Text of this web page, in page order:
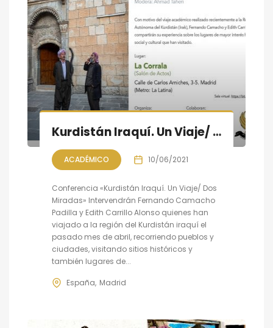
Kurdistán Iraquí. Un Viaje/ Dos Miradas
ACADÉMICO 10/06/2021
Conferencia «Kurdistán Iraquí. Un Viaje/ Dos
Miradas» Intervendrán Fernando Camacho
Padilla y Edith Carrillo Alonso quienes han
viajado a la región del Kurdistán iraquí el
pasado mes de abril, recorriendo pueblos y
ciudades, visitando sitios históricos y
también lugares de...
España Madrid